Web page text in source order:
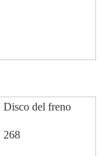
Disco del freno
268